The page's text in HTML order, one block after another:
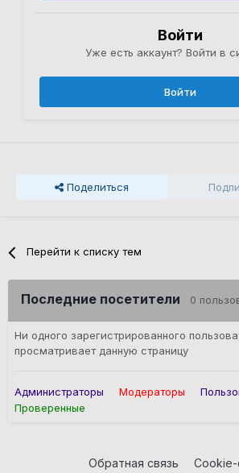
Войти
Уже есть аккаунт? Войти в
Войти
Поделиться
Перейти к списку тем
Последние посетители 0
Ни одного зарегистрированного
просматривает данную страницу
Администраторы Модераторы
Проверенные
Обратная связь